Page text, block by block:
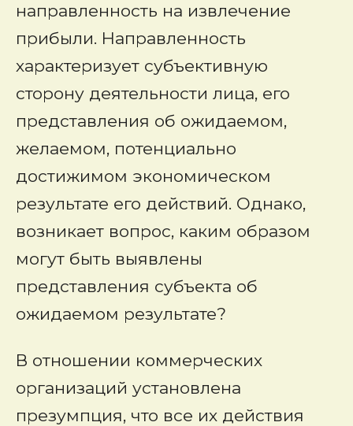
направленность на извлечение
прибыли. Направленность
характеризует субъективную
сторону деятельности лица, его
представления об ожидаемом,
желаемом, потенциально
достижимом экономическом
результате его действий. Однако,
возникает вопрос, каким образом
могут быть выявлены
представления субъекта об
ожидаемом результате?
В отношении коммерческих
организаций установлена
презумпция, что все их действия